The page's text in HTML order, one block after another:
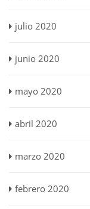
julio 2020
junio 2020
mayo 2020
abril 2020
marzo 2020
febrero 2020